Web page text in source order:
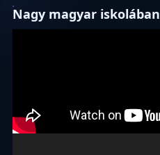
Nagy magyar iskolában